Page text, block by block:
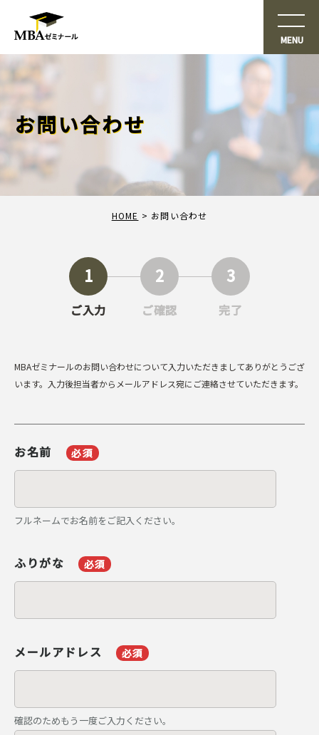
お問い合わせ
HOME お問い合わせ
1
ご入力
2
ご確認
3
完了
MBAゼミナールのお問い合わせについて入力いただきましてありがとうござ
います。 入力後担当者からメールアドレス宛にご連絡させていただきます。
お名前 必須
フルネームでお名前をご記入ください。
ふりがな 必須
メールアドレス 必須
確認のためもう一度ご入力ください。